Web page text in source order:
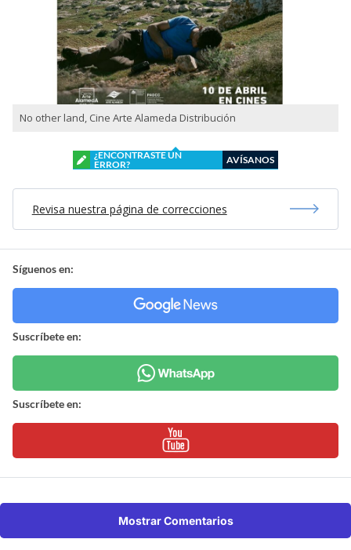
No other land, Cine Arte Alameda Distribución
¿ENCONTRASTE UN
ERROR?
AVÍSANOS
Revisa nuestra página de correcciones
Síguenos en:
Suscríbete en:
Suscríbete en:
Mostrar Comentarios